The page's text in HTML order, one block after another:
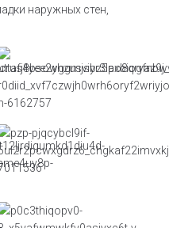
наружных стен,